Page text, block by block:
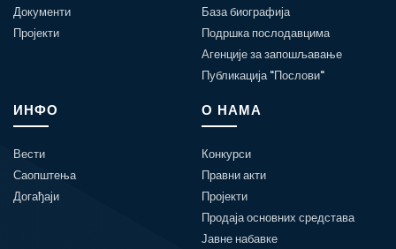
Документи
Пројекти
База биографија
Подршка послодавцима
Агенције за запошљавање
Публикација "Послови"
ИНФО
Вести
Саопштења
Догађаји
О НАМА
Конкурси
Правни акти
Пројекти
Продаја основних средстава
Јавне набавке